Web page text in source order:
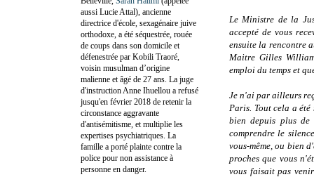
Le Ministre de la
accepté de vous
ensuite la rencontre
Maitre Gilles
emploi du temps et
Je n'ai par ailleurs
Paris. Tout cela a
bien depuis plus
comprendre le
vous-même, ou bien
proches que vous
vous faisait pas
aussi Lucie Attal), ancienne
directrice d'école, sexagénaire juive
orthodoxe, a été séquestrée, rouée
de coups dans son domicile et
défenestrée par Kobili Traoré,
voisin musulman d’origine
malienne et âgé de 27 ans. La juge
d'instruction Anne Ihuellou a refusé
jusqu'en février 2018 de retenir la
circonstance aggravante
d'antisémitisme, et multiplie les
expertises psychiatriques. La
famille a porté plainte contre la
police pour non assistance à
personne en danger.